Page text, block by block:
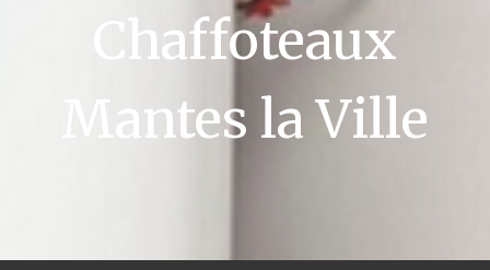
Chaffoteaux
Mantes la Ville